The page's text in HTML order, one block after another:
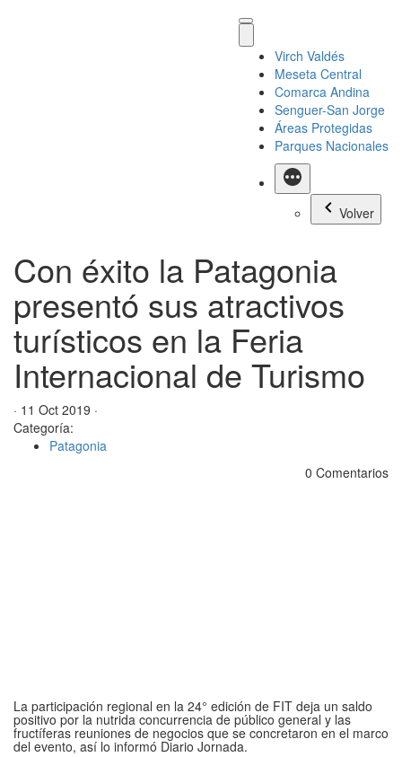
Virch Valdés
Meseta Central
Comarca Andina
Senguer-San Jorge
Áreas Protegidas
Parques Nacionales
Más
Volver
Con éxito la Patagonia
presentó sus atractivos
turísticos en la Feria
Internacional de Turismo
· 11 Oct 2019 ·
Categoría:
Patagonia
0 Comentarios
La participación regional en la 24° edición de FIT deja un saldo
positivo por la nutrida concurrencia de público general y las
fructíferas reuniones de negocios que se concretaron en el marco
del evento, así lo informó Diario Jornada.